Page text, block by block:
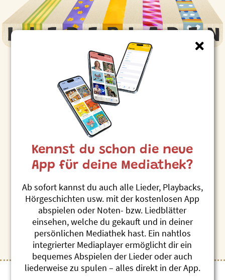
Registrierung für PH-
Angehörige
Registriere dich hier, wenn du Studierende/r oder
Mitarbeitende/r einer Hochschule bist, die eine
Kooperationspartnerschaft mit dem Liederladen hat.
Deine Registrierung sollte mit deiner persönlichen
Mailadresse deiner Hochschule erfolgen. Nach der
Liederladens weitestgehend kostenfrei nutzen –
ganz im Sinne einer musikalischen Bibliothek.
Was geht nicht? Keine Downloads und keine
Bestellung von physischen Artikeln (nur alles digital).
Kennst du schon die neue
App für deine Mediathek?
Ab sofort kannst du auch alle Lieder, Playbacks,
Hörgeschichten usw. mit der kostenlosen App
abspielen oder Noten- bzw. Liedblätter
einsehen, welche du gekauft und in deiner
persönlichen Mediathek hast. Ein nahtlos
integrierter Mediaplayer ermöglicht dir ein
bequemes Abspielen der Lieder oder auch
liederweise zu spulen – alles direkt in der App.